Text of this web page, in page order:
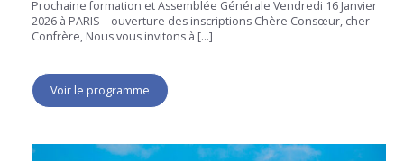
Prochaine formation et Assemblée Générale Vendredi 16 Janvier
2026 à PARIS – ouverture des inscriptions Chère Consœur, cher
Confrère, Nous vous invitons à […]
Voir le programme